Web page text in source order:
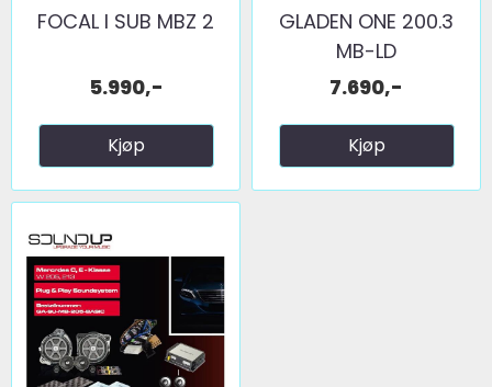
FOCAL I SUB MBZ 2
5.990,-
Kjøp
GLADEN ONE 200.3
MB-LD
7.690,-
Kjøp